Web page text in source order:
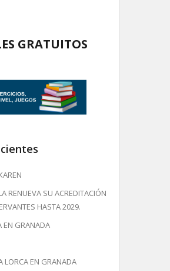
GRATUITOS
RENUEVA SU ACREDITACIÓN
HASTA 2029.
EN GRANADA
LORCA EN GRANADA